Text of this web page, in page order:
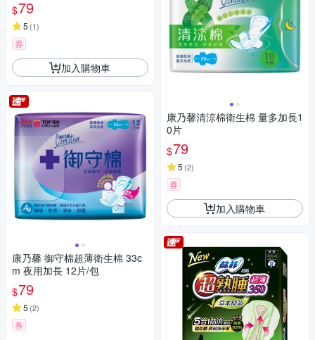
$79
5 (1)
券
加入購物車
康乃馨 御守棉超薄衛生棉 33c
m 夜用加長 12片/包
$79
5 (2)
券
康乃馨清涼棉衛生棉 量多加長1
0片
$79
5 (2)
券
加入購物車